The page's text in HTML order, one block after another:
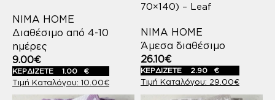
NIMA HOME
Διαθέσιμο από 4-10
ημέρες
10.00€
9.00€
ΚΕΡΔΙΖΕΤΕ 1.00 €
70×140) – Leaf
NIMA HOME
Άμεσα διαθέσιμο
29.00€
26.10€
ΚΕΡΔΙΖΕΤΕ 2.90 €